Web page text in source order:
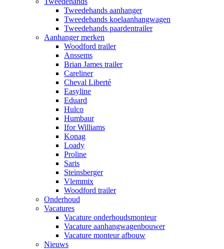
Tweedehands aanhanger
Tweedehands koelaanhangwagen
Tweedehands paardentrailer
Aanhanger merken
Woodford trailer
Anssems
Brian James trailer
Careliner
Cheval Liberté
Easyline
Eduard
Hulco
Humbaur
Ifor Williams
Konag
Loady
Proline
Saris
Steinsberger
Vlemmix
Woodford trailer
Onderhoud
Vacatures
Vacature onderhoudsmonteur
Vacature aanhangwagenbouwer
Vacature monteur afbouw
Nieuws